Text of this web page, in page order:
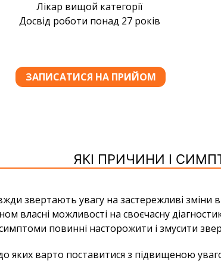
ЯКІ ПРИЧИНИ І
звертають увагу на застережливі зміни
власні можливості на своєчасну
повинні насторожити і змусити
яких варто поставитися з підвищеною